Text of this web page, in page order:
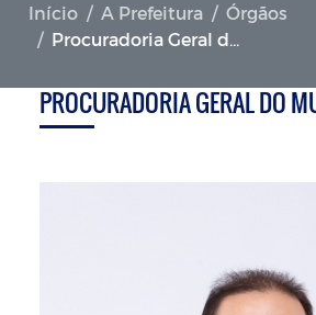
Início A Prefeitura
Órgãos
Procuradoria Geral do Município
PROCURADORIA GERAL DO